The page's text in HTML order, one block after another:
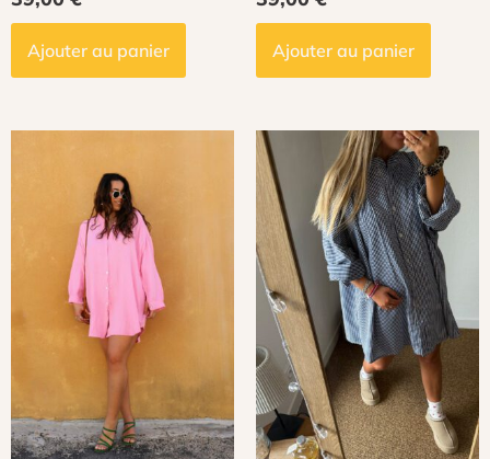
Ajouter au panier Ajouter au panier